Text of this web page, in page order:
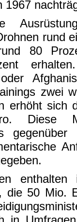
1967
rund
80
zwei
erhöht sich
Diese
die 50 Mio.